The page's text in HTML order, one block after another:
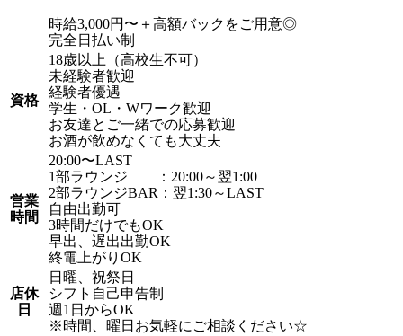
時給3,000円〜＋高額バックをご用意◎
完全日払い制
資格
18歳以上（高校生不可）
未経験者歓迎
経験者優遇
学生・OL・Wワーク歓迎
お友達とご一緒での応募歓迎
お酒が飲めなくても大丈夫
営業
時間
20:00〜LAST
1部ラウンジ ：20:00～翌1:00
2部ラウンジBAR：翌1:30～LAST
自由出勤可
3時間だけでもOK
早出、遅出出勤OK
終電上がりOK
店休
日
日曜、祝祭日
シフト自己申告制
週1日からOK
※時間、曜日お気軽にご相談ください☆